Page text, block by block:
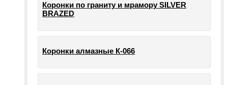
Коронки по граниту и мрамору SILVER
BRAZED
Коронки алмазные К-066